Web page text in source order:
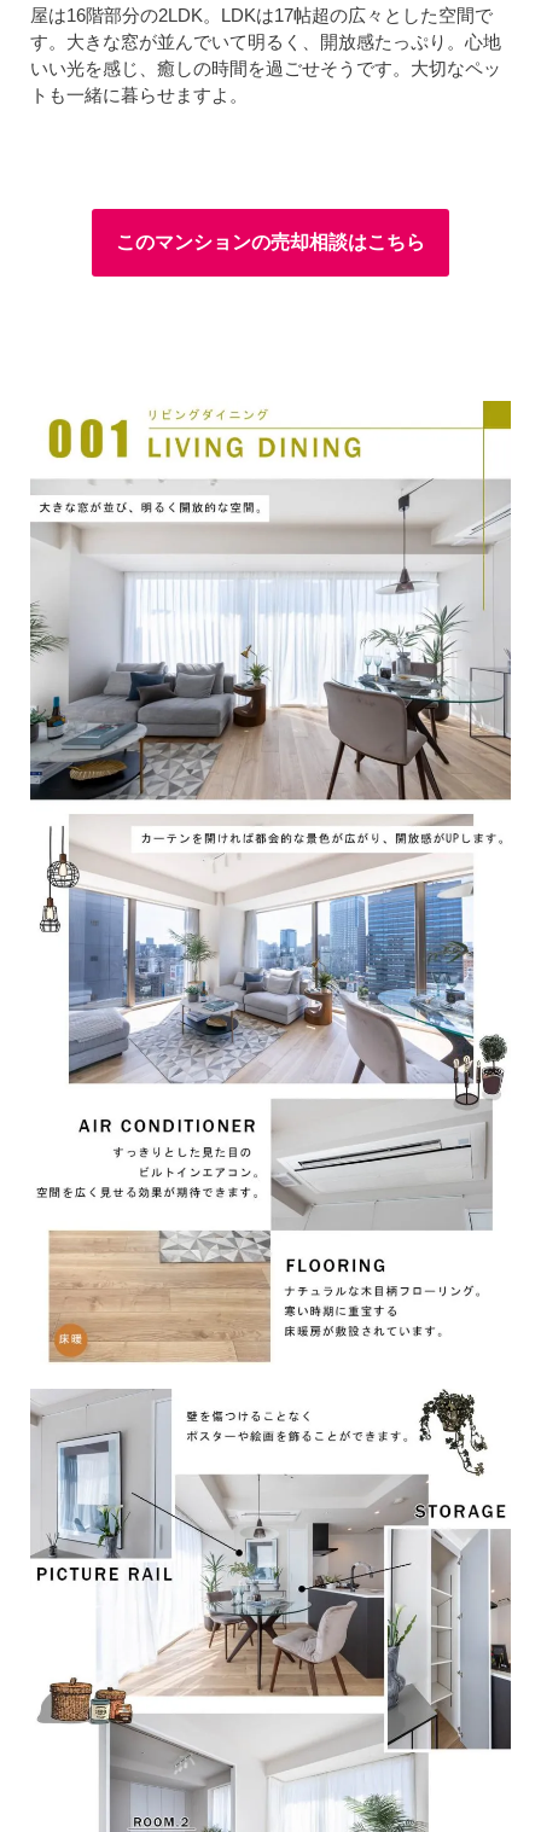
屋は16階部分の2LDK。LDKは17帖超の広々とした空間で
す。大きな窓が並んでいて明るく、開放感たっぷり。心地
いい光を感じ、癒しの時間を過ごせそうです。大切なペッ
トも一緒に暮らせますよ。
このマンションの売却相談はこちら